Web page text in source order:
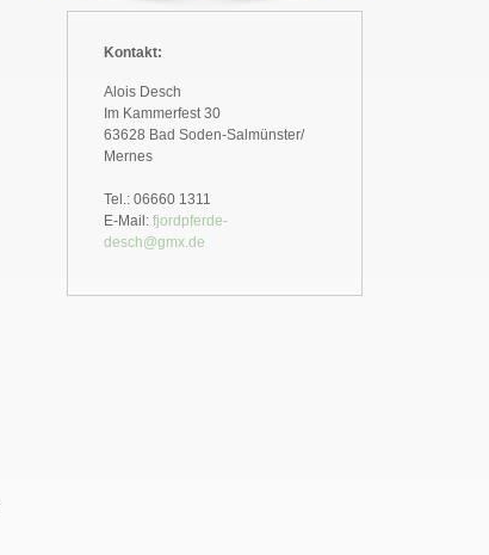
Kontakt:
Alois Desch
Im Kammerfest 30
63628 Bad Soden-Salmünster/
Mernes
Tel.: 06660 1311
E-Mail: fjordpferde-
desch@gmx.de